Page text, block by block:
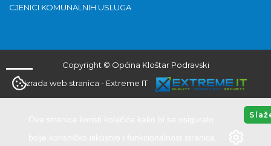
CJENICI KOMUNALNIH USLUGA
Copyright © Općina Kloštar Podravski
Izrada web stranica - Extreme IT